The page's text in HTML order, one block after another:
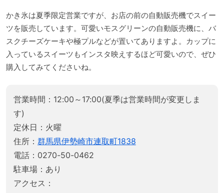
かき氷は夏季限定営業ですが、お店の前の自動販売機でスイー
ツを販売しています。可愛いモスグリーンの自動販売機に、バ
スクチーズケーキや極プルなどが置いてありますよ。カップに
入っているスイーツもインスタ映えするほど可愛いので、ぜひ
購入してみてくださいね。
営業時間：12:00～17:00(夏季は営業時間が変更しま
す)
定休日：火曜
住所： 群馬県伊勢崎市連取町1838
電話：0270-50-0462
駐車場：あり
アクセス：